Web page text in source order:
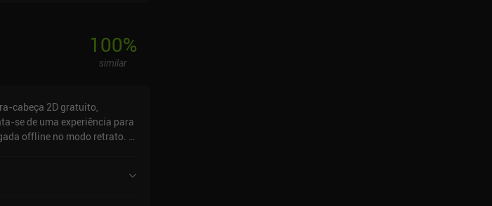
100%
similar
cabeça 2D gratuito,
se de uma experiência para
offline no modo retrato. O
do iOS.